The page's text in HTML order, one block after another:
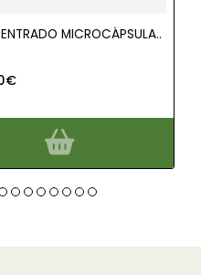
MICROCÁPSULA..